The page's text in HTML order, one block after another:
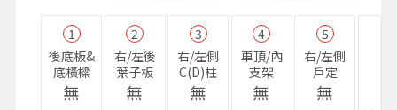
1
後底板&
底橫樑
無
2
右/左後
葉子板
無
3
右/左側
C(D)柱
無
4
車頂/內
支架
無
5
右/左側
戶定
無